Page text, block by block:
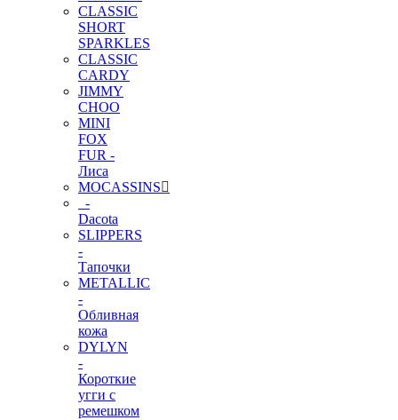
CLASSIC
SHORT
SPARKLES
CLASSIC
CARDY
JIMMY
CHOO
MINI
FOX
FUR -
Лиса
MOCASSINS
-
Dacota
SLIPPERS
-
Тапочки
METALLIC
-
Обливная
кожа
DYLYN
-
Короткие
угги с
ремешком